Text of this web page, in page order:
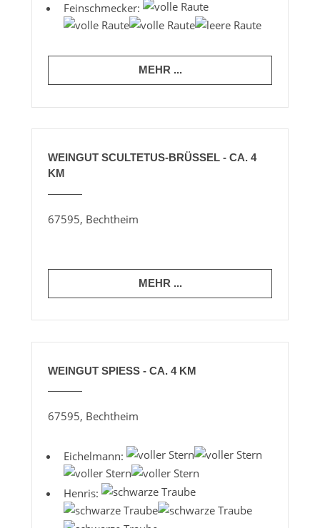
Feinschmecker:
MEHR ...
WEINGUT SCULTETUS-BRÜSSEL - CA. 4
KM
67595, Bechtheim
MEHR ...
WEINGUT SPIESS - CA. 4 KM
67595, Bechtheim
Eichelmann:
Henris: